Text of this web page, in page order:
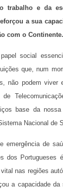
trabalho e da
a sua
com o Continente.
social
que, num
não podem viver
de
base da
Nacional de
emergência de
dos Portugueses
nas regiões
a capacidade